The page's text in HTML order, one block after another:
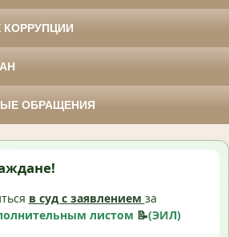
ОБРАЩЕНИЯ
в суд с заявлением за
листом 📝(ЭИЛ)